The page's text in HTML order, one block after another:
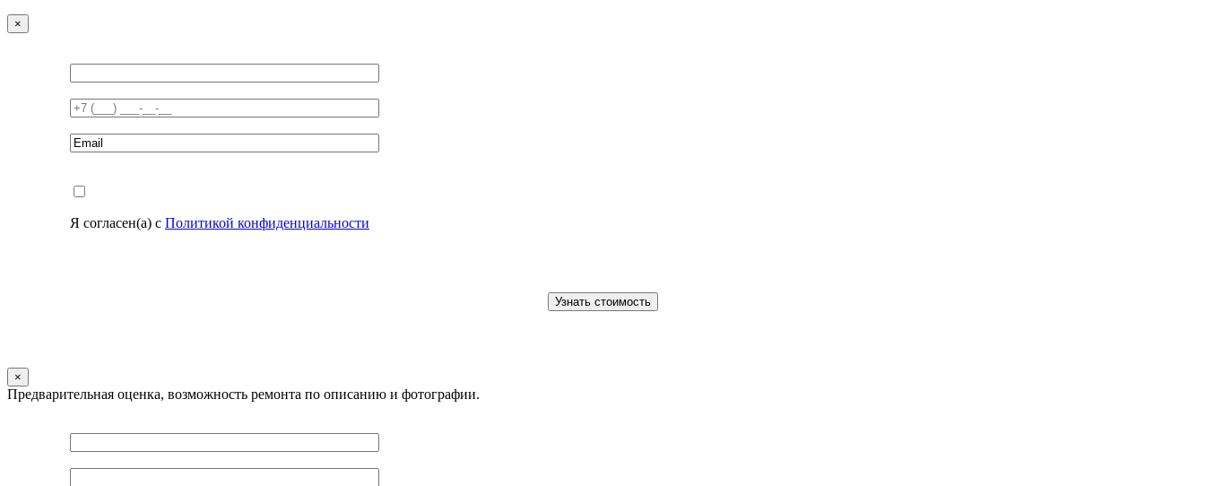
×
Я согласен(а) с Политикой конфиденциальности
×
Предварительная оценка, возможность ремонта по описанию и фотографии.